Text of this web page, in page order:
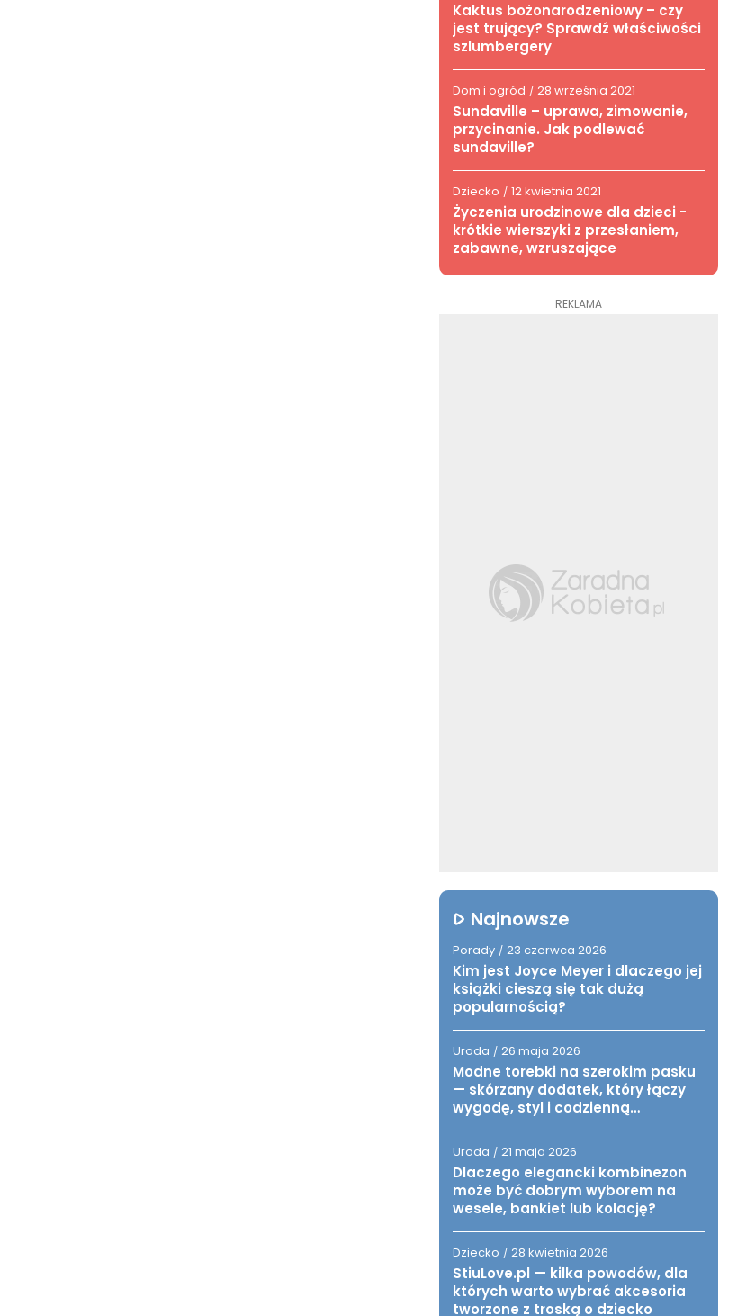
Kaktus bożonarodzeniowy – czy
jest trujący? Sprawdź właściwości
szlumbergery
Dom i ogród / 28 września 2021
Sundaville – uprawa, zimowanie,
przycinanie. Jak podlewać
sundaville?
Dziecko / 12 kwietnia 2021
Życzenia urodzinowe dla dzieci -
krótkie wierszyki z przesłaniem,
zabawne, wzruszające
REKLAMA
Najnowsze
Porady / 23 czerwca 2026
Kim jest Joyce Meyer i dlaczego jej
książki cieszą się tak dużą
popularnością?
Uroda / 26 maja 2026
Modne torebki na szerokim pasku
— skórzany dodatek, który łączy
wygodę, styl i codzienną
Uroda / 21 maja 2026
Dlaczego elegancki kombinezon
może być dobrym wyborem na
wesele, bankiet lub kolację?
Dziecko / 28 kwietnia 2026
StiuLove.pl — kilka powodów, dla
których warto wybrać akcesoria
tworzone z troską o dziecko